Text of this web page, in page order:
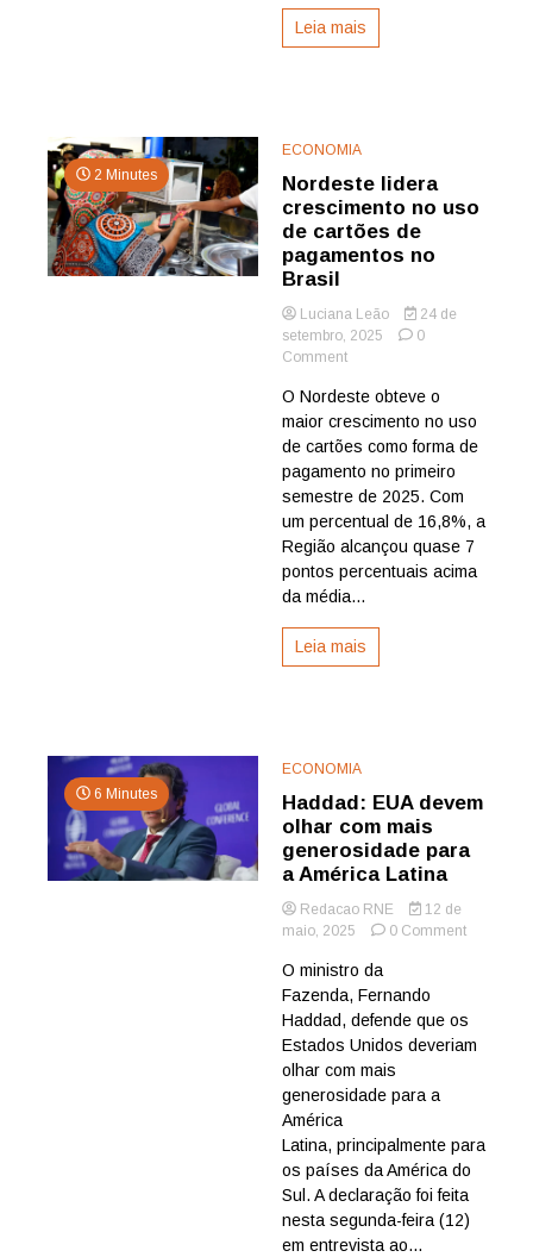
Leia mais
2 Minutes
ECONOMIA
Nordeste lidera
crescimento no uso
de cartões de
pagamentos no
Brasil
Luciana Leão
24 de
setembro, 2025
0
Commenton
lidera
crescimento
no
uso
cartões
de
pagamentos
no
Brasil
O Nordeste obteve o
maior crescimento no uso
de cartões como forma de
pagamento no primeiro
semestre de 2025. Com
um percentual de 16,8%, a
Região alcançou quase 7
pontos percentuais acima
da média...
Leia mais
6 Minutes
ECONOMIA
Haddad: EUA devem
olhar com mais
generosidade para
a América Latina
Redacao RNE
12 de
maio, 2025
0 Commenton
olhar
América
Latina
O ministro da
Fazenda, Fernando
Haddad, defende que os
Estados Unidos deveriam
olhar com mais
generosidade para a
América
Latina, principalmente para
os países da América do
Sul. A declaração foi feita
nesta segunda-feira (12)
em entrevista ao...